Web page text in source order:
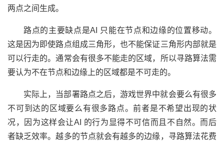
两点之间生成。
路点的主要缺点是AI 只能在节点和边缘的位置移动。
这是因为即使路点组成三角形，也不能保证三角形内部就是
可以行走的。通常会有很多不能走的区域，所以寻路算法需
要认为不在节点和边缘上的区域都是不可走的。
实际上，当部署路点之后，游戏世界中就会要么有很多
不可到达的区域要么有很多路点。前者是不希望出现的状
况，因为这样会让AI 的行为显得不可信而且不自然。而后
者缺乏效率。越多的节点就会有越多的边缘，寻路算法花费